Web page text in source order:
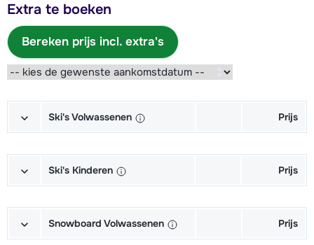
Extra te boeken
Bereken prijs incl. extra's
Ski's Volwassenen Prijs
(6/7 dagen)
Goud Schoenen (6/7 dagen) € 80,00
Ski's Kinderen Prijs
(6/7 dagen)Snowboard Volwassenen Prijs